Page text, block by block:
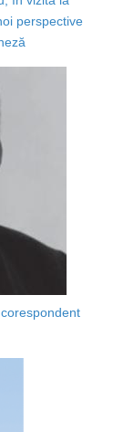
perspective